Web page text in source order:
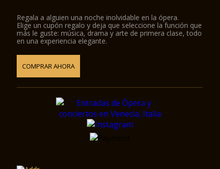
Regala a alguien una noche inolvidable en la ópera.
Elige un cupón regalo y deja que seleccione la función que
más le guste: música, drama y arte de primera clase, todo
en una experiencia elegante.
COMPRAR AHORA